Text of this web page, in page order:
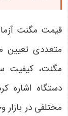
قیمت مگنت
متعددی تعیین
مگنت، کیفیت
دستگاه اشاره
مختلفی در